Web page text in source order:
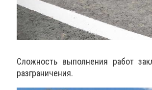
Сложность выполнения работ
разграничения.